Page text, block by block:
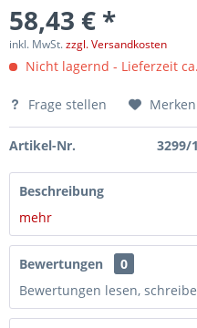
58,43 € *
inkl. MwSt.zzgl. Versandkosten
Nicht lagernd - Lieferzeit
Frage stellen Merken
Artikel-Nr. 3299/1
Beschreibung
mehr
Bewertungen
0
Bewertungen lesen,